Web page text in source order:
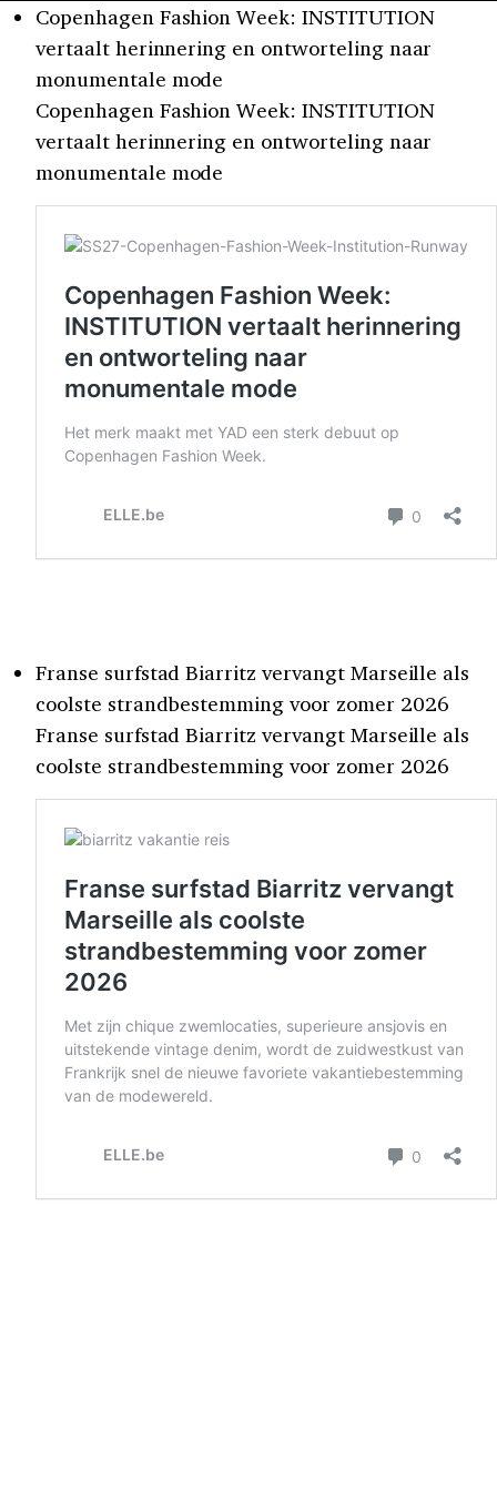
Copenhagen Fashion Week: INSTITUTION
vertaalt herinnering en ontworteling naar
monumentale mode
Copenhagen Fashion Week: INSTITUTION
vertaalt herinnering en ontworteling naar
monumentale mode
Franse surfstad Biarritz vervangt Marseille als
coolste strandbestemming voor zomer 2026
Franse surfstad Biarritz vervangt Marseille als
coolste strandbestemming voor zomer 2026